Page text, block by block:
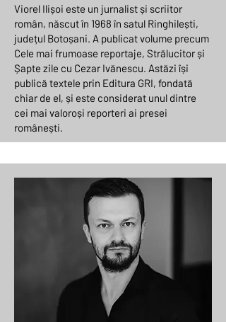
Viorel Ilișoi este un jurnalist și scriitor
român, născut în 1968 în satul Ringhilești,
județul Botoșani. A publicat volume precum
Cele mai frumoase reportaje, Strălucitor și
Șapte zile cu Cezar Ivănescu. Astăzi își
publică textele prin Editura GRI, fondată
chiar de el, și este considerat unul dintre
cei mai valoroși reporteri ai presei
românești.